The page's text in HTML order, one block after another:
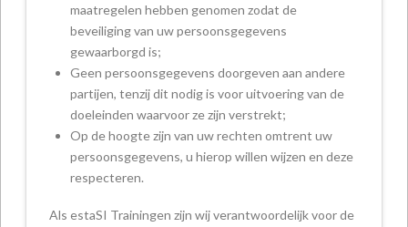
maatregelen hebben genomen zodat de
beveiliging van uw persoonsgegevens
gewaarborgd is;
Geen persoonsgegevens doorgeven aan andere
partijen, tenzij dit nodig is voor uitvoering van de
doeleinden waarvoor ze zijn verstrekt;
Op de hoogte zijn van uw rechten omtrent uw
persoonsgegevens, u hierop willen wijzen en deze
respecteren.
Als estaSI Trainingen zijn wij verantwoordelijk voor de